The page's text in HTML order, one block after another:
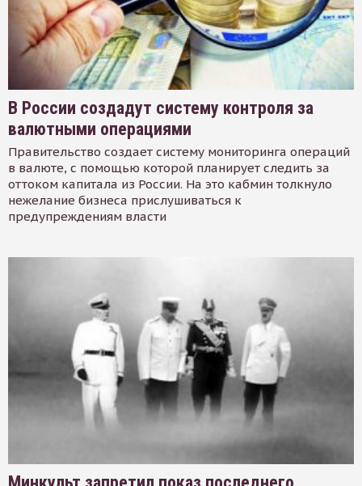
В России создадут систему контроля за
валютными операциями
Правительство создает систему мониторинга операций
в валюте, с помощью которой планирует следить за
оттоком капитала из России. На это кабмин толкнуло
нежелание бизнеса прислушиваться к
предупреждениям власти